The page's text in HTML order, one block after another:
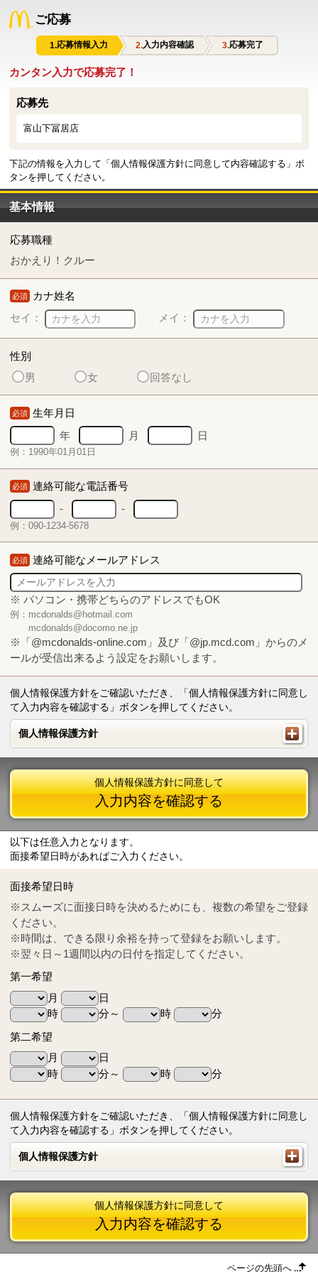
ご応募
応募情報入力 入力内容確認 応募完了
カンタン入力で応募完了！
応募先
富山下冨居店
下記の情報を入力して「個人情報保護方針に同意して内容確認する」ボ
タンを押してください。
基本情報
応募職種
おかえり！クルー
必須 カナ姓名
セイ：
メイ：
性別
男
女 回答なし
必須 生年月日
年
月 日
例：1990年01月01日
必須 連絡可能な電話番号
-
-
例：090-1234-5678
必須 連絡可能なメールアドレス
※ パソコン・携帯どちらのアドレスでもOK
例：mcdonalds@hotmail.com
mcdonalds@docomo.ne.jp
※「@mcdonalds-online.com」及び「@jp.mcd.com」からのメ
ールが受信出来るよう設定をお願いします。
個人情報保護方針をご確認いただき、「個人情報保護方針に同意し
て入力内容を確認する」ボタンを押してください。
個人情報保護方針
個人情報保護方針
Tel
0570-55-0314
個人情報保護方針に同意して
入力内容を確認する
以下は任意入力となります。
面接希望日時があればご入力ください。
面接希望日時
※スムーズに面接日時を決めるためにも、複数の希望をご登録
ください。
※時間は、できる限り余裕を持って登録をお願いします。
※翌々日～1週間以内の日付を指定してください。
第一希望
月
日
時
分～ 時
分
第二希望
月
日
時
分～ 時 分
個人情報保護方針をご確認いただき、「個人情報保護方針に同意し
て入力内容を確認する」ボタンを押してください。
個人情報保護方針
個人情報保護方針
個人情報保護方針に同意して
入力内容を確認する
ページの先頭へ